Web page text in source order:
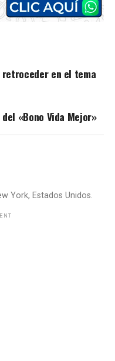
retroceder en el tema
«Bono Vida Mejor»
York, Estados Unidos.